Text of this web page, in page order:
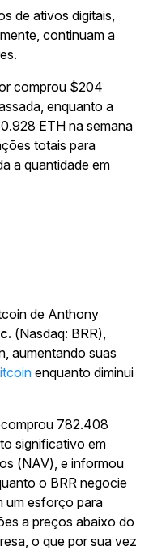
de ativos digitais,
continuam a
comprou $204
enquanto a
ETH na semana
totais para
a quantidade em
de Anthony
(Nasdaq: BRR),
aumentando suas
enquanto diminui
782.408
significativo em
(NAV), e informou
o BRR negocie
um esforço para
a preços abaixo do
o que por sua vez